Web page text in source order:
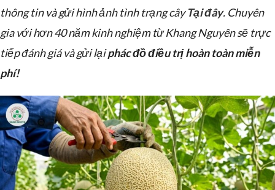
thông tin và gửi hình ảnh tình trạng cây Tại đây. Chuyên
gia với hơn 40 năm kinh nghiệm từ Khang Nguyên sẽ trực
tiếp đánh giá và gửi lạiphác đồ điều trị hoàn toàn miễn
phí!